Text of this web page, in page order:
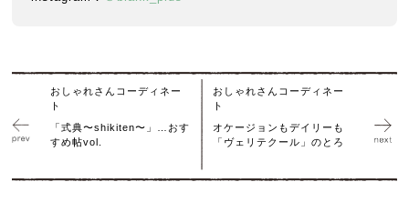
おしゃれさんコーディネー
ト
「式典〜shikiten〜」…おす
すめ帖vol.
おしゃれさんコーディネー
ト
オケージョンもデイリーも
「ヴェリテクール」のとろ